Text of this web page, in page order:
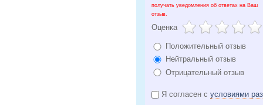
получать уведомления об ответах на Ваш
отзыв.
Оценка
Положительный отзыв
Нейтральный отзыв
Отрицательный отзыв
Я согласен с условиями